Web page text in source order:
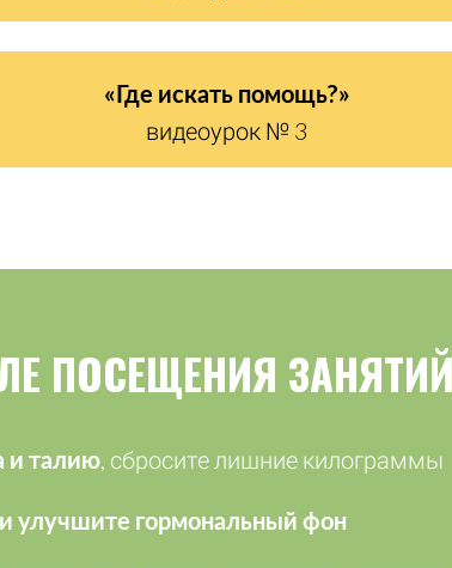
«Где искать помощь?»
видеоурок № 3
ПОСЕЩЕНИЯ
и талию, сбросите лишние килограммы
улучшите гормональный фон